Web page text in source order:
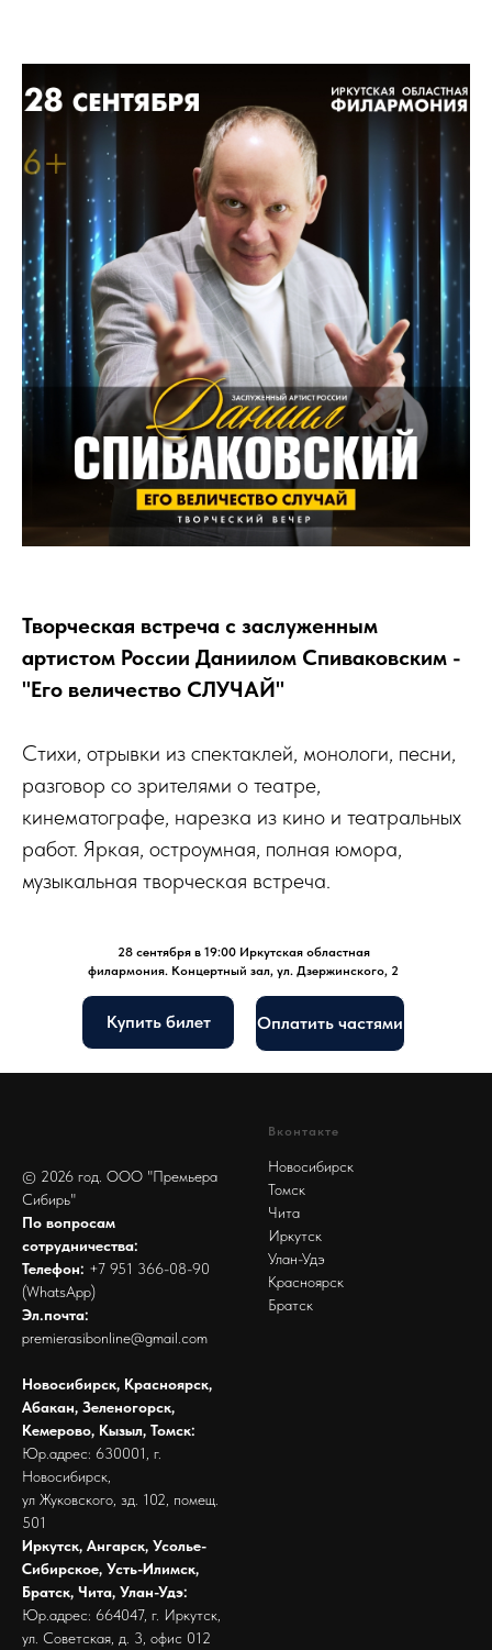
Творческая встреча с заслуженным
артистом России Даниилом Спиваковским -
"Его величество СЛУЧАЙ"
Стихи, отрывки из спектаклей, монологи, песни,
разговор со зрителями о театре,
кинематографе, нарезка из кино и театральных
работ. Яркая, остроумная, полная юмора,
музыкальная творческая встреча.
Купить билет Оплатить частями
28 сентября в 19:00 Иркутская областная
филармония. Концертный зал, ул. Дзержинского, 2
© 2026 год. ООО "Премьера
Сибирь"
По вопросам
сотрудничества:
Телефон: +7 951 366-08-90
(WhatsApp)
Эл.почта:
premierasibonline@gmail.com
Новосибирск, Красноярск,
Абакан, Зеленогорск,
Кемерово, Кызыл, Томск:
Юр.адрес: 630001, г.
Новосибирск,
ул Жуковского, зд. 102, помещ.
501
Иркутск, Ангарск, Усолье-
Сибирское, Усть-Илимск,
Братск, Чита, Улан-Удэ:
Юр.адрес: 664047, г. Иркутск,
ул. Советская, д. 3, офис 012
Вконтакте
Новосибирск
Томск
Чита
Иркутск
Улан-Удэ
Красноярск
Братск